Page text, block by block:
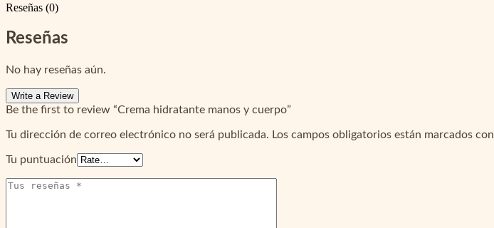
Reseñas (0)
Reseñas
No hay reseñas aún.
Write a Review
Be the first to review “Crema hidratante manos y cuerpo”
Tu dirección de correo electrónico no será publicada. Los campos obligatorios están marcados con
Tu puntuación